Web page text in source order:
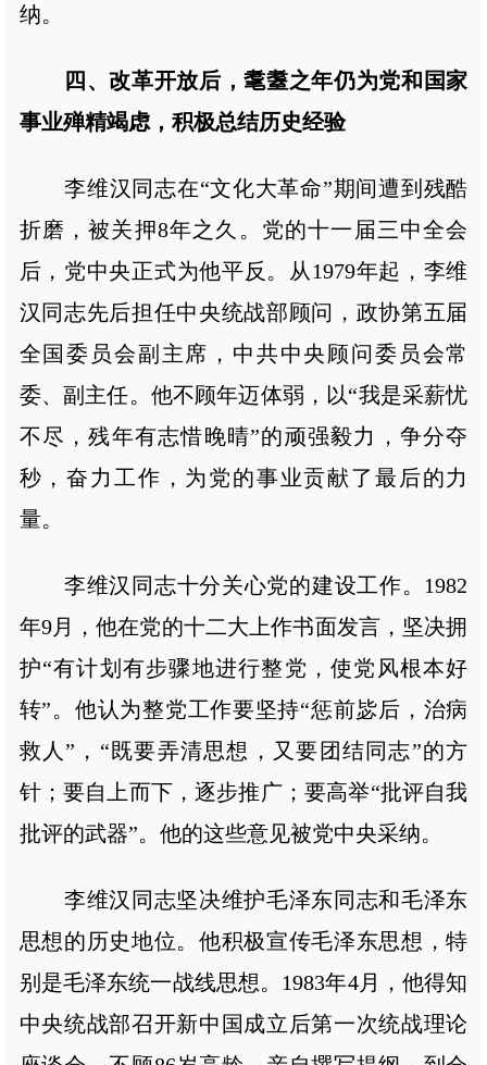
纳。
四、改革开放后，耄耋之年仍为党和国家
事业殚精竭虑，积极总结历史经验
李维汉同志在“文化大革命”期间遭到残酷
折磨，被关押8年之久。党的十一届三中全会
后，党中央正式为他平反。从1979年起，李维
汉同志先后担任中央统战部顾问，政协第五届
全国委员会副主席，中共中央顾问委员会常
委、副主任。他不顾年迈体弱，以“我是采薪忧
不尽，残年有志惜晚晴”的顽强毅力，争分夺
秒，奋力工作，为党的事业贡献了最后的力
量。
李维汉同志十分关心党的建设工作。1982
年9月，他在党的十二大上作书面发言，坚决拥
护“有计划有步骤地进行整党，使党风根本好
转”。他认为整党工作要坚持“惩前毖后，治病
救人”，“既要弄清思想，又要团结同志”的方
针；要自上而下，逐步推广；要高举“批评自我
批评的武器”。他的这些意见被党中央采纳。
李维汉同志坚决维护毛泽东同志和毛泽东
思想的历史地位。他积极宣传毛泽东思想，特
别是毛泽东统一战线思想。1983年4月，他得知
中央统战部召开新中国成立后第一次统战理论